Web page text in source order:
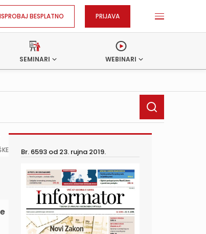
ISPROBAJ BESPLATNO PRIJAVA
SEMINARI WEBINARI
Br. 6593 od 23. rujna 2019.